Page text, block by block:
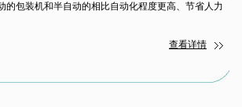
的包装机和半自动的相比自动化程度更高、节省人力
查看详情